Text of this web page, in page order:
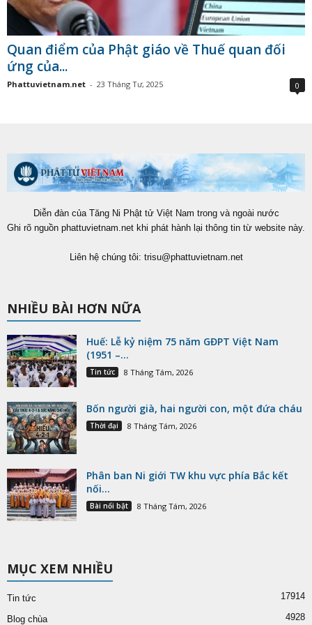
Quan điểm của Phật giáo về Thuế quan đối
ứng của...
Phattuvietnam.net - 23 Tháng Tư, 2025 0
Diễn đàn của Tăng Ni Phật tử Việt Nam trong và ngoài nước
Ghi rõ nguồn phattuvietnam.net khi phát hành lại thông tin từ website này.
Liên hệ chúng tôi: trisu@phattuvietnam.net
NHIỀU BÀI HƠN NỮA
Huế: Lễ kỷ niệm 75 năm GĐPT Việt Nam
(1951 –...
Tin tức 8 Tháng Tám, 2026
Bốn người già, hai người con, một đứa cháu
Thời đại 8 Tháng Tám, 2026
Phân ban Ni giới TW khu vực phía Bắc kết
nối...
Bài nổi bật 8 Tháng Tám, 2026
MỤC XEM NHIỀU
Tin tức 17914
Blog chùa 4928